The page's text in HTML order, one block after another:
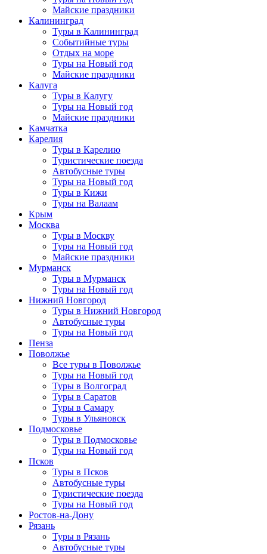
Майские праздники
Калининград
Туры в Калининград
Событийные туры
Отдых на море
Туры на Новый год
Майские праздники
Калуга
Туры в Калугу
Туры на Новый год
Майские праздники
Камчатка
Карелия
Туры в Карелию
Туристические поезда
Автобусные туры
Туры на Новый год
Туры в Кижи
Туры на Валаам
Крым
Москва
Туры в Москву
Туры на Новый год
Майские праздники
Мурманск
Туры в Мурманск
Туры на Новый год
Нижний Новгород
Туры в Нижний Новгород
Автобусные туры
Туры на Новый год
Пенза
Поволжье
Все туры в Поволжье
Туры на Новый год
Туры в Волгоград
Туры в Саратов
Туры в Самару
Туры в Ульяновск
Подмосковье
Туры в Подмосковье
Туры на Новый год
Псков
Туры в Псков
Автобусные туры
Туристические поезда
Туры на Новый год
Ростов-на-Дону
Рязань
Туры в Рязань
Автобусные туры